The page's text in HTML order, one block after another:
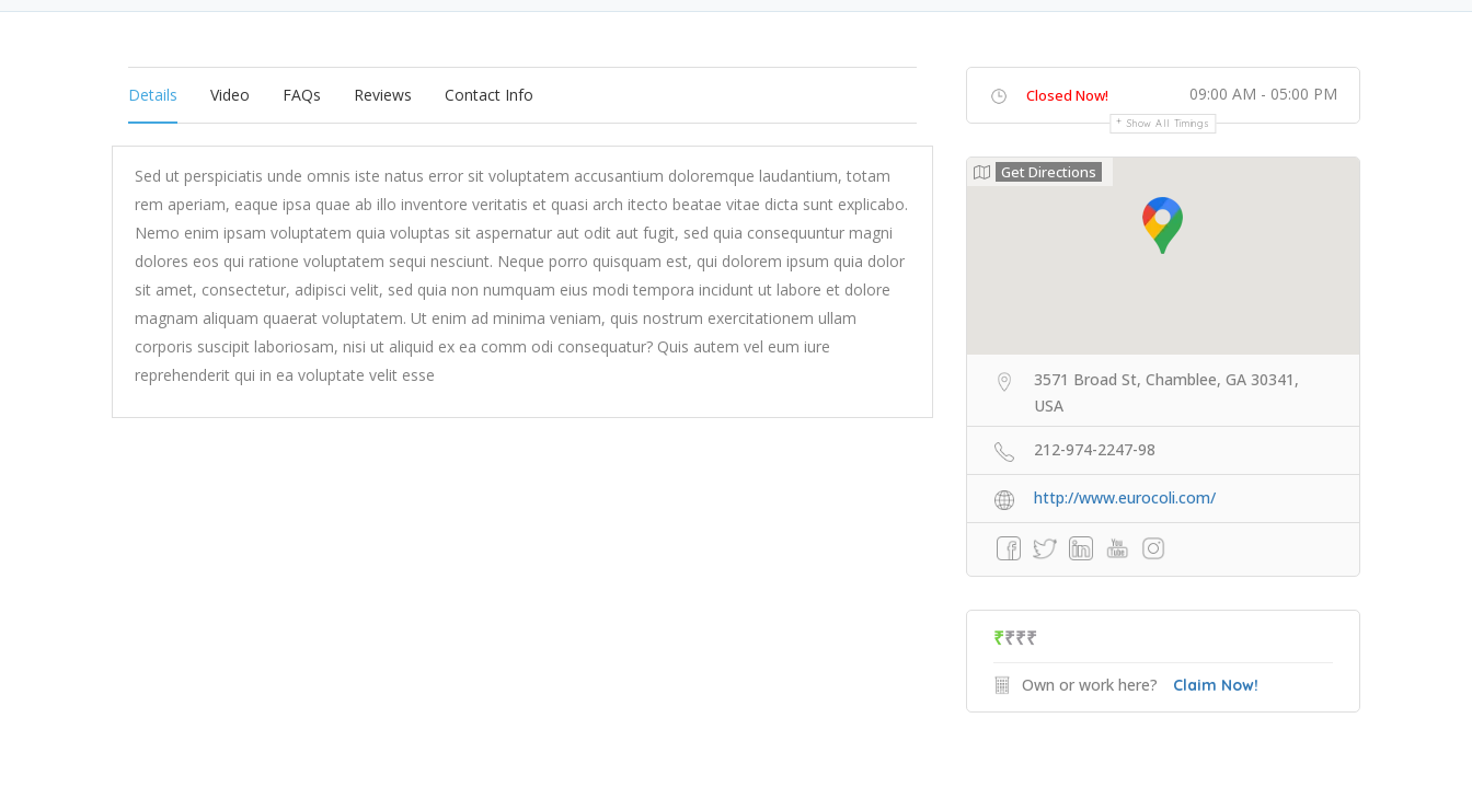
Details Video FAQs Reviews Contact Info
Sed ut perspiciatis unde omnis iste natus error sit voluptatem accusantium doloremque laudantium, totam
rem aperiam, eaque ipsa quae ab illo inventore veritatis et quasi arch itecto beatae vitae dicta sunt explicabo.
Nemo enim ipsam voluptatem quia voluptas sit aspernatur aut odit aut fugit, sed quia consequuntur magni
dolores eos qui ratione voluptatem sequi nesciunt. Neque porro quisquam est, qui dolorem ipsum quia dolor
sit amet, consectetur, adipisci velit, sed quia non numquam eius modi tempora incidunt ut labore et dolore
magnam aliquam quaerat voluptatem. Ut enim ad minima veniam, quis nostrum exercitationem ullam
corporis suscipit laboriosam, nisi ut aliquid ex ea comm odi consequatur? Quis autem vel eum iure
reprehenderit qui in ea voluptate velit esse
Closed Now! 09:00 AM - 05:00 PM
Show All Timings
Get Directions
3571 Broad St, Chamblee, GA 30341,
USA
212-974-2247-98
http://www.eurocoli.com/
₹₹₹₹
Own or work here? Claim Now!